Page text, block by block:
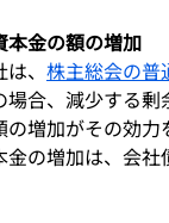
金の額の増加
、 株主総会の普
場合、減少する
の増加がその効力
金の増加は、会社